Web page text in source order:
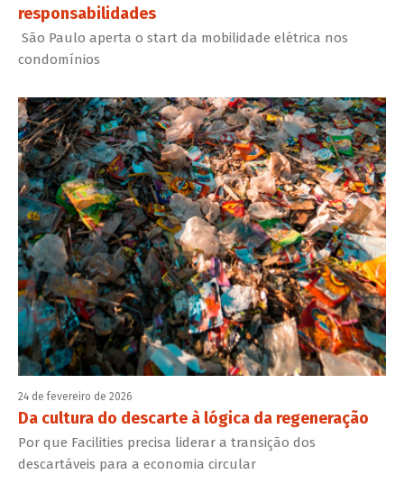
responsabilidades
São Paulo aperta o start da mobilidade elétrica nos
condomínios
24 de fevereiro de 2026
Da cultura do descarte à lógica da regeneração
Por que Facilities precisa liderar a transição dos
descartáveis para a economia circular